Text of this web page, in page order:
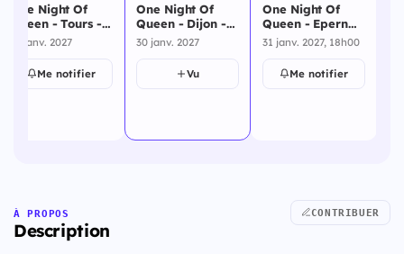
One Night Of
Queen - Tours -
29 janvier 2027
29 janv. 2027
Me notifier
One Night Of
Queen - Dijon -
30 janvier 2027
30 janv. 2027
Vu
One Night Of
Queen - Epernay
- 31 janvier 2027
31 janv. 2027, 18h00
Me notifier
À PROPOS
Description
CONTRIBUER